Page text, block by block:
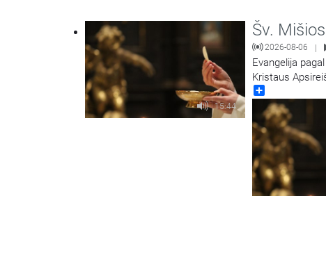
15:44
Šv. Mišios
2026-08-06 |
Evangelija
Kristaus